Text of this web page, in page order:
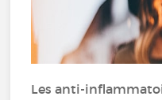
Les anti-